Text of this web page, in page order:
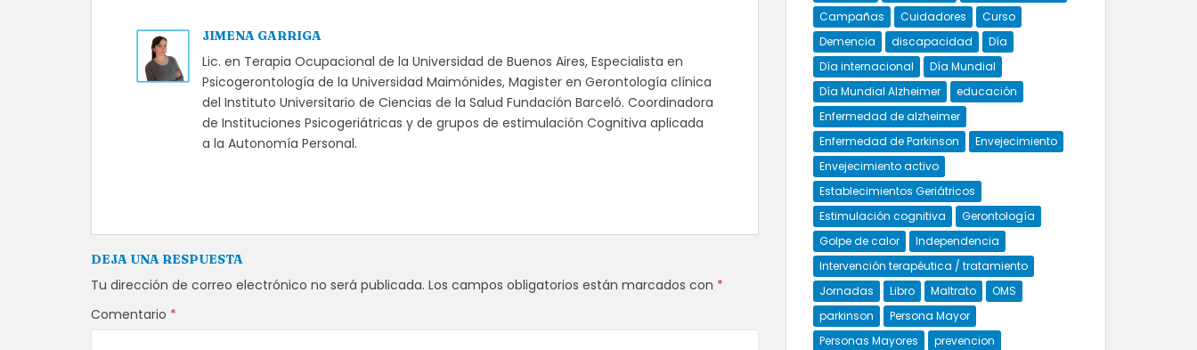
JIMENA GARRIGA
Lic. en Terapia Ocupacional de la Universidad de Buenos Aires, Especialista en
Psicogerontología de la Universidad Maimónides, Magister en Gerontología clínica
del Instituto Universitario de Ciencias de la Salud Fundación Barceló. Coordinadora
de Instituciones Psicogeriátricas y de grupos de estimulación Cognitiva aplicada
a la Autonomía Personal.
DEJA UNA RESPUESTA
Tu dirección de correo electrónico no será publicada. Los campos obligatorios están marcados con *
Comentario *
Campañas
Cuidadores
Curso
Demencia
discapacidad
Día
Día internacional
Día Mundial
Día Mundial Alzheimer
educación
Enfermedad de alzheimer
Enfermedad de Parkinson
Envejecimiento
Envejecimiento activo
Establecimientos Geriátricos
Estimulación cognitiva
Gerontología
Golpe de calor
Independencia
Intervención terapéutica / tratamiento
Jornadas
Libro Maltrato
OMS
parkinson
Persona Mayor
Personas Mayores
prevencion